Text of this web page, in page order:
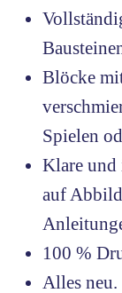
Blöcke
Spielen
Klare und
auf
100 %
Alles neu.